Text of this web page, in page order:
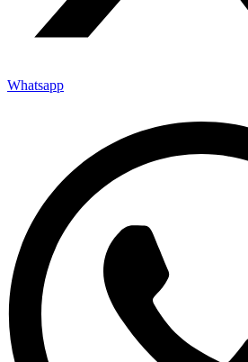
Whatsapp